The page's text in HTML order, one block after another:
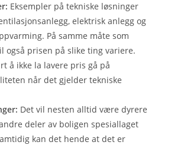
Eksempler på tekniske løsninger
elektrisk anlegg og
På samme måte som
også prisen på slike ting variere.
å ikke la lavere pris gå på
når det gjelder tekniske
Det vil nesten alltid være dyrere
deler av boligen spesiallaget
kan det hende at det er